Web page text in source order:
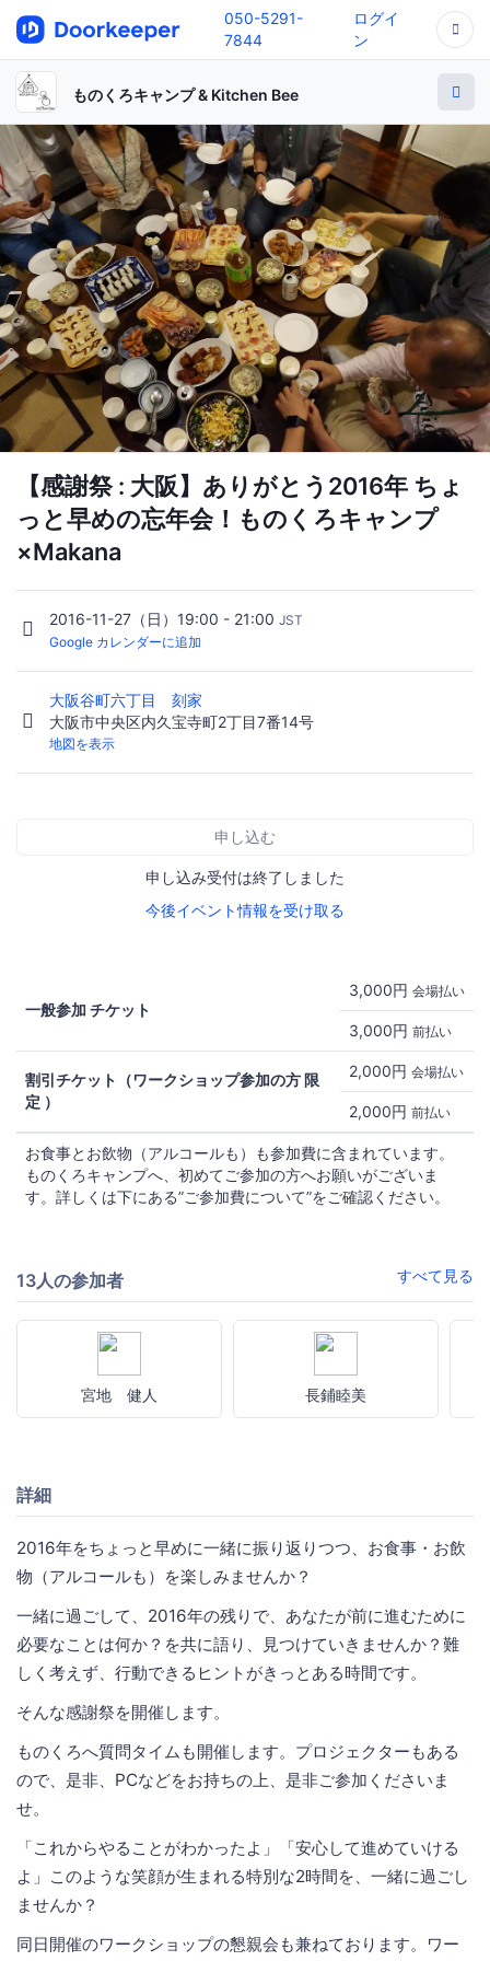
050-5291-
7844
ログイ
ン
ものくろキャンプ & Kitchen Bee
【感謝祭 : 大阪】ありがとう2016年 ちょ
っと早めの忘年会！ものくろキャンプ
×Makana
2016-11-27（日）19:00 - 21:00 JST
Google カレンダーに追加
大阪谷町六丁目 刻家
大阪市中央区内久宝寺町2丁目7番14号
地図を表示
申し込む
申し込み受付は終了しました
今後イベント情報を受け取る
一般参加 チケット
3,000円 会場払い
3,000円 前払い
割引チケット（ワークショップ参加の方 限
定 ）
2,000円 会場払い
2,000円 前払い
お食事とお飲物（アルコールも）も参加費に含まれています。
ものくろキャンプへ、初めてご参加の方へお願いがございま
す。詳しくは下にある”ご参加費について”をご確認ください。
13人の参加者 すべて見る
宮地 健人 長鋪睦美
詳細
2016年をちょっと早めに一緒に振り返りつつ、お食事・お飲
物（アルコールも）を楽しみませんか？
一緒に過ごして、2016年の残りで、あなたが前に進むために
必要なことは何か？を共に語り、見つけていきませんか？難
しく考えず、行動できるヒントがきっとある時間です。
そんな感謝祭を開催します。
ものくろへ質問タイムも開催します。プロジェクターもある
ので、是非、PCなどをお持ちの上、是非ご参加くださいま
せ。
「これからやることがわかったよ」「安心して進めていける
よ」このような笑顔が生まれる特別な2時間を、一緒に過ごし
ませんか？
同日開催のワークショップの懇親会も兼ねております。ワー